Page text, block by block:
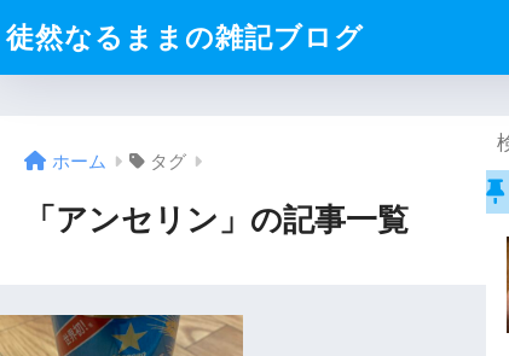
徒然なるままの雑記ブログ
ホーム タグ
「アンセリン」の記事一覧